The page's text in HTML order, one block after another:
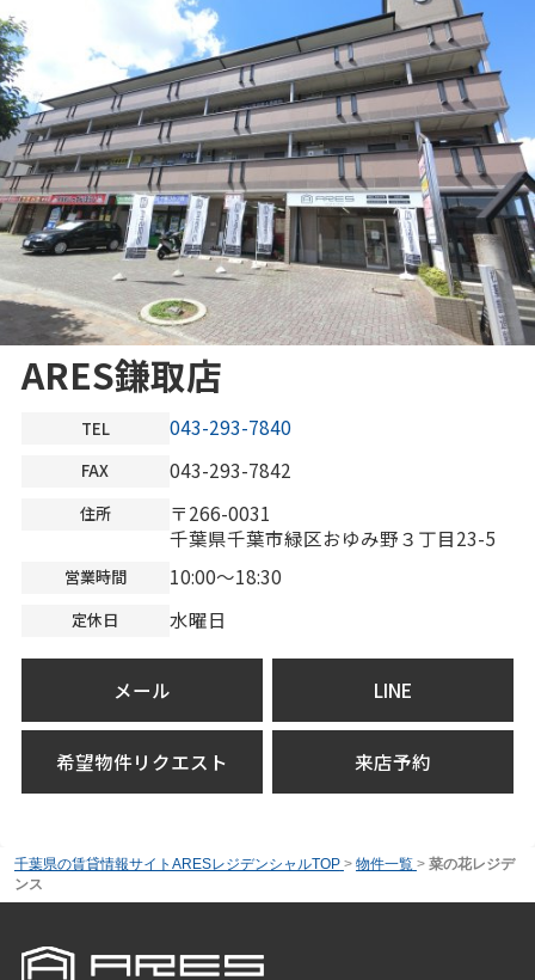
ARES鎌取店
TEL 043-293-7840
FAX 043-293-7842
住所
〒266-0031
千葉県千葉市緑区おゆみ野３丁目23-5
営業時間 10:00～18:30
定休日 水曜日
メール LINE
希望物件リクエスト 来店予約
千葉県の賃貸情報サイトARESレジデンシャルTOP > 物件一覧 > 菜の花レジデ
ンス